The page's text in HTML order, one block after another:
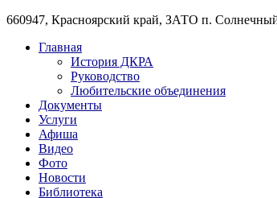
660947, Красноярский край, ЗАТО п.
Главная
История ДКРА
Руководство
Любительские объединения
Документы
Услуги
Афиша
Видео
Фото
Новости
Библиотека